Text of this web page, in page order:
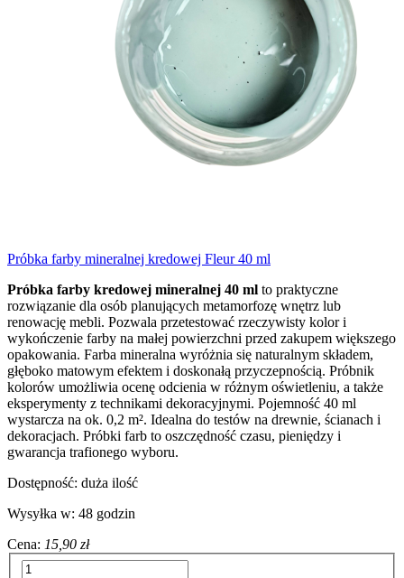
Próbka farby mineralnej kredowej Fleur 40 ml
Próbka farby kredowej mineralnej 40 ml to praktyczne
rozwiązanie dla osób planujących metamorfozę wnętrz lub
renowację mebli. Pozwala przetestować rzeczywisty kolor i
wykończenie farby na małej powierzchni przed zakupem większego
opakowania. Farba mineralna wyróżnia się naturalnym składem,
głęboko matowym efektem i doskonałą przyczepnością. Próbnik
kolorów umożliwia ocenę odcienia w różnym oświetleniu, a także
eksperymenty z technikami dekoracyjnymi. Pojemność 40 ml
wystarcza na ok. 0,2 m². Idealna do testów na drewnie, ścianach i
dekoracjach. Próbki farb to oszczędność czasu, pieniędzy i
gwarancja trafionego wyboru.
Dostępność: duża ilość
Wysyłka w: 48 godzin
Cena: 15,90 zł